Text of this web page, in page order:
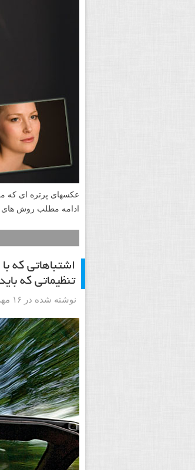
عکسهای پرتره ای که
ادامه مطلب روش های
اشتباهاتی که
تنظیماتی که
نوشته شده در ۱۶ مهر ۱۳۹۲